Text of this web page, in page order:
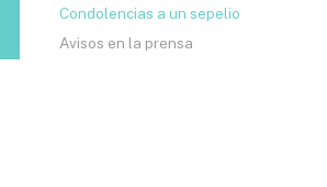
Condolencias a un sepelio
Avisos en la prensa